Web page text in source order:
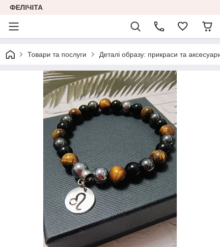
ФЕЛІЧІТА
Товари та послуги Деталі образу: прикраси та